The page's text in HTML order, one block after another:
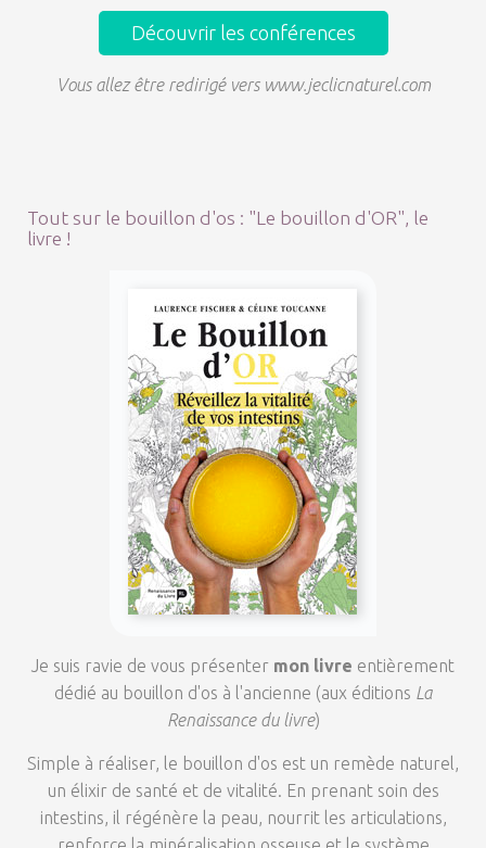
Découvrir les conférences
Vous allez être redirigé vers www.jeclicnaturel.com
Tout sur le bouillon d'os : "Le bouillon d'OR", le
livre !
Je suis ravie de vous présenter mon livre entièrement
dédié au bouillon d'os à l'ancienne (aux éditions La
Renaissance du livre)
Simple à réaliser, le bouillon d'os est un remède naturel,
un élixir de santé et de vitalité. En prenant soin des
intestins, il régénère la peau, nourrit les articulations,